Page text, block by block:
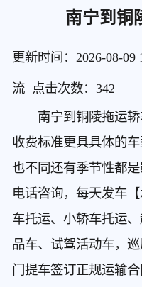
南宁到铜
更新时间：2026-08-
流 点击次数： 342
南宁到铜陵拖运轿
收费标准更具具体的
也不同还有季节性都
电话咨询，每天发车
车托运、小轿车托运
品车、试驾活动车，
门提车签订正规运输